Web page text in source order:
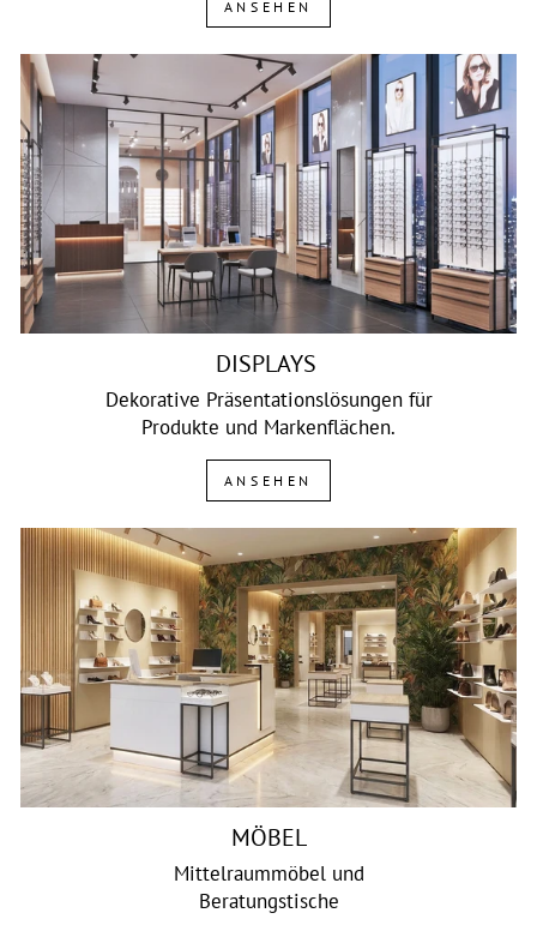
ANSEHEN
DISPLAYS
Dekorative Präsentationslösungen für
Produkte und Markenflächen.
ANSEHEN
MÖBEL
Mittelraummöbel und
Beratungstische